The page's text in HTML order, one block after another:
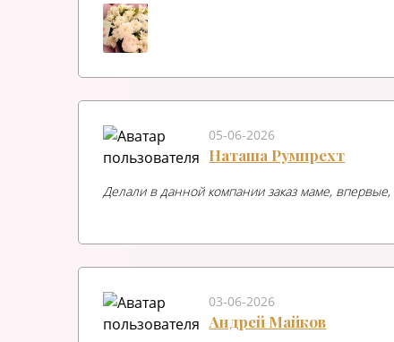
05-06-2026
Наташа Румпрехт
Делали в данной компании заказ маме,
03-06-2026
Андрей Майков